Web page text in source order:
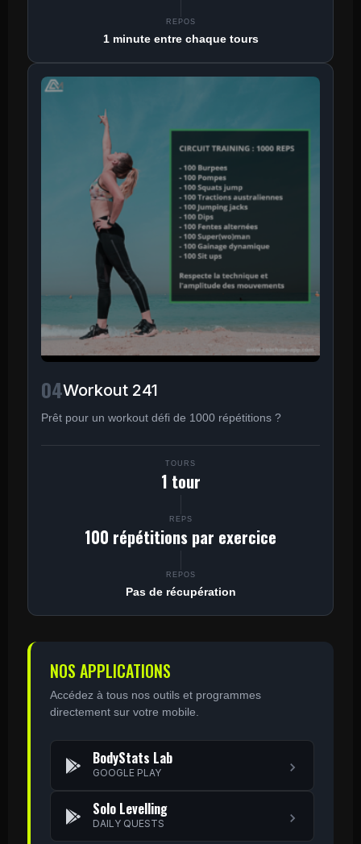
REPOS
1 minute entre chaque tours
04Workout 241
Prêt pour un workout défi de 1000 répétitions ?
TOURS
1 tour
REPS
100 répétitions par exercice
REPOS
Pas de récupération
NOS APPLICATIONS
Accédez à tous nos outils et programmes
directement sur votre mobile.
BodyStats Lab
GOOGLE PLAY
Solo Levelling
DAILY QUESTS